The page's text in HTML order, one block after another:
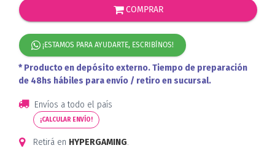
COMPRAR
¡ESTAMOS PARA AYUDARTE, ESCRIBÍNOS!
* Producto en depósito externo. Tiempo de preparación
de 48hs hábiles para envío / retiro en sucursal.
Envíos a todo el país
¡CALCULAR ENVÍO!
Retirá en HYPERGAMING.